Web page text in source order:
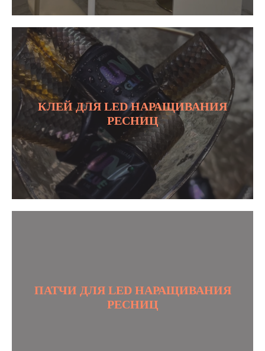
КЛЕЙ ДЛЯ LED НАРАЩИВАНИЯ
РЕСНИЦ
ПАТЧИ ДЛЯ LED НАРАЩИВАНИЯ
РЕСНИЦ